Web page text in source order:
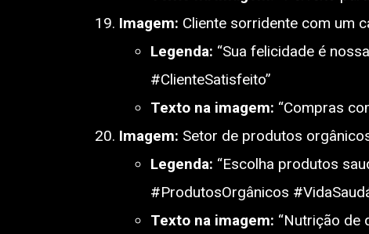
Imagem: Cliente sorridente com um
Legenda: “Sua felicidade é
#ClienteSatisfeito”
Texto na imagem: “Compras
Imagem: Setor de produtos
Legenda: “Escolha produtos
#ProdutosOrgânicos
Texto na imagem: “Nutrição de